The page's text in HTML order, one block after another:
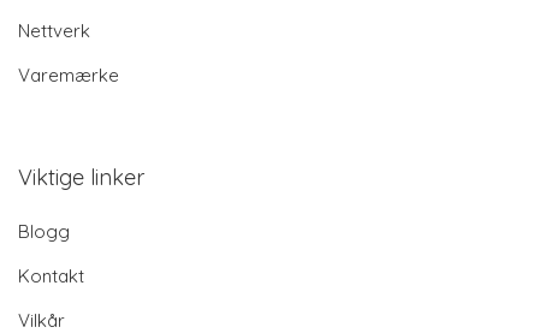
Nettverk
Varemærke
Viktige linker
Blogg
Kontakt
Vilkår